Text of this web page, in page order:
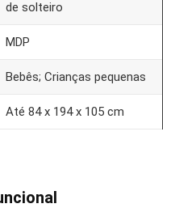
de solteiro
MDP
Bebês; Crianças pequenas
‎Até 84 x 194 x 105 cm